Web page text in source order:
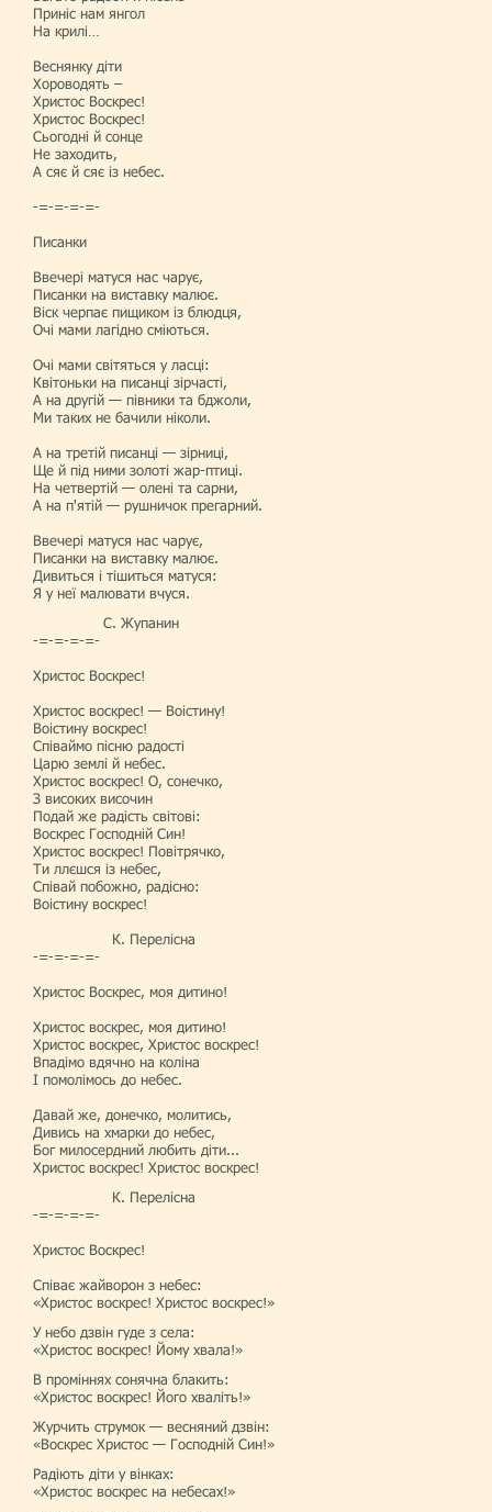
Приніс нам янгол
На крилі…
Веснянку діти
Хороводять –
Христос Воскрес!
Христос Воскрес!
Сьогодні й сонце
Не заходить,
А сяє й сяє із небес.
-=-=-=-=-
Писанки
Ввечері матуся нас чарує,
Писанки на виставку малює.
Віск черпає пищиком із блюдця,
Очі мами лагідно сміються.
Очі мами світяться у ласці:
Квітоньки на писанці зірчасті,
А на другій — півники та бджоли,
Ми таких не бачили ніколи.
А на третій писанці — зірниці,
Ще й під ними золоті жар-птиці.
На четвертій — олені та сарни,
А на п'ятій — рушничок прегарний.
Ввечері матуся нас чарує,
Писанки на виставку малює.
Дивиться і тішиться матуся:
Я у неї малювати вчуся.
С. Жупанин
-=-=-=-=-
Христос Воскрес!
Христос воскрес! — Воістину!
Воістину воскрес!
Співаймо пісню радості
Царю землі й небес.
Христос воскрес! О, сонечко,
З високих височин
Подай же радість світові:
Воскрес Господній Син!
Христос воскрес! Повітрячко,
Ти ллєшся із небес,
Співай побожно, радісно:
Воістину воскрес!
К. Перелісна
-=-=-=-=-
Христос Воскрес, моя дитино!
Христос воскрес, моя дитино!
Христос воскрес, Христос воскрес!
Впадімо вдячно на коліна
І помолімось до небес.
Давай же, донечко, молитись,
Дивись на хмарки до небес,
Бог милосердний любить діти...
Христос воскрес! Христос воскрес!
К. Перелісна
-=-=-=-=-
Христос Воскрес!
Співає жайворон з небес:
«Христос воскрес! Христос воскрес!»
У небо дзвін гуде з села:
«Христос воскрес! Йому хвала!»
В проміннях сонячна блакить:
«Христос воскрес! Його хваліть!»
Журчить струмок — весняний дзвін:
«Воскрес Христос — Господній Син!»
Радіють діти у вінках:
«Христос воскрес на небесах!»